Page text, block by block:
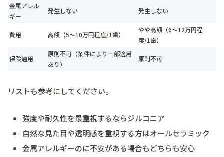
金属アレル
ギー
発生しない 発生しない
費用 高額（5～10万円程度/1歯）
やや高額（6～12万円程
度/1歯）
保険適用
原則不可（条件により一部適用
あり）
原則不可
リストも参考にしてください。
強度や耐久性を最重視するならジルコニア
自然な見た目や透明感を重視する方はオールセラミック
金属アレルギーのに不安がある場合もどちらも安心